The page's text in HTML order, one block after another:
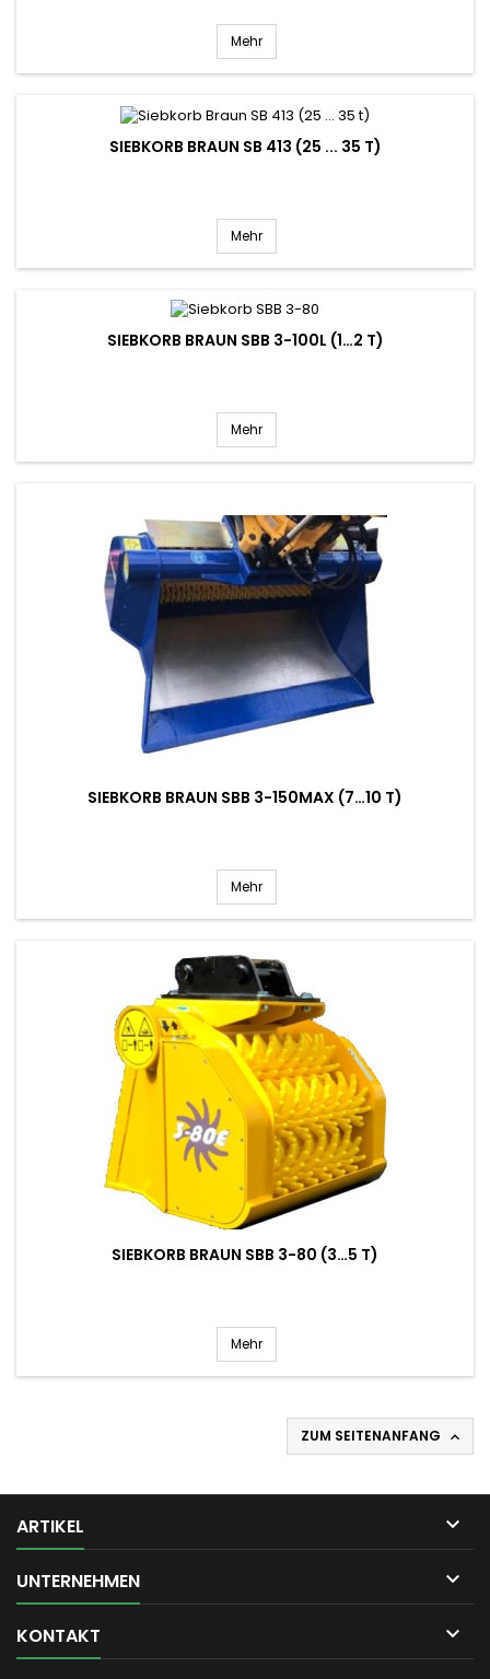
Mehr
SIEBKORB BRAUN SB 413 (25 ... 35 T)
Mehr
SIEBKORB BRAUN SBB 3-100L (1…2 T)
Mehr
SIEBKORB BRAUN SBB 3-150MAX (7…10 T)
Mehr
SIEBKORB BRAUN SBB 3-80 (3…5 T)
Mehr
ZUM SEITENANFANG 
ARTIKEL 
UNTERNEHMEN 
KONTAKT 